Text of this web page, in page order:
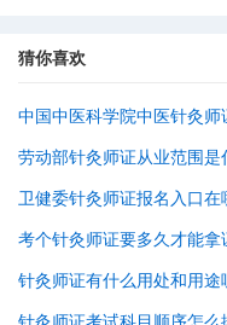
猜你喜欢
中国中医科学院中医针灸师
劳动部针灸师证从业范围
卫健委针灸师证报名入口
考个针灸师证要多久才能拿
针灸师证有什么用处和用途